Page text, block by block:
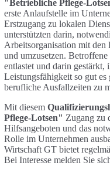
"Betriebliche Pflege-
erste Anlaufstelle im
Erstzugang zu lokalen
unterstützten darin,
Arbeitsorganisation mit den
und umzusetzen.
entlastet und darin gestärkt,
Leistungsfähigkeit so gut es
berufliche Ausfallzeiten zu
Mit diesem
Pflege-Lotsen" Zugang zu
Hilfsangeboten und das
Rolle im Unternehmen
Wirtschaft GT bietet
Bei Interesse melden Sie